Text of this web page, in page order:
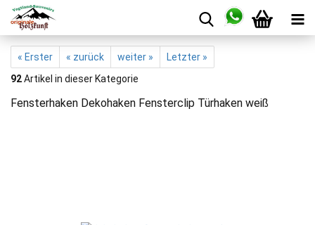
« Erster « zurück weiter »
Letzter »
92Artikel in dieser Kategorie
Fensterhaken Dekohaken Fensterclip Türhaken weiß